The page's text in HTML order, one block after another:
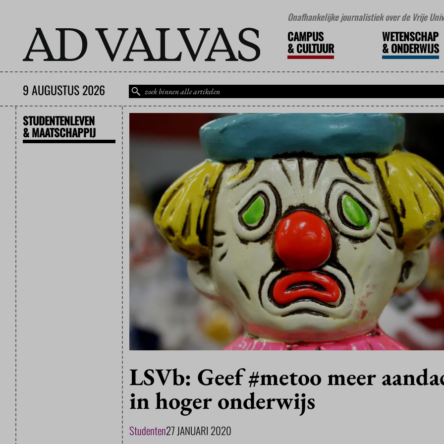
Onafhankelijke journalistiek over de Vrije
CAMPUS
&CULTUUR
WETENSCHAP
&ONDERWIJS
9 AUGUSTUS 2026
STUDENTENLEVEN
& MAATSCHAPPIJ
LSVb: Geef #metoo meer
in hoger onderwijs
Studenten27 JANUARI 2020